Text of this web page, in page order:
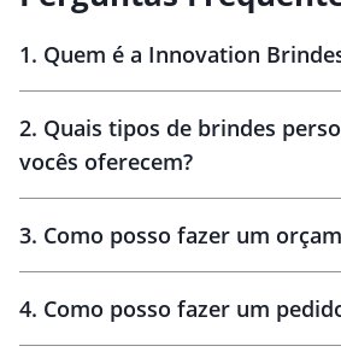
1. Quem é a Innovation
Brindes personalizados
2. Quais tipos de brindes
vocês oferecem?
3. Como posso fazer um
4. Como posso fazer um